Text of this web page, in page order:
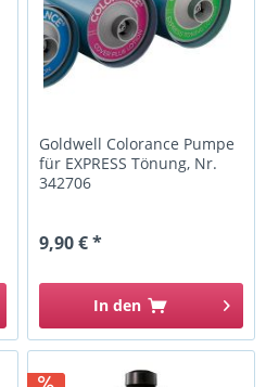
Goldwell Colorance Pumpe
für EXPRESS Tönung, Nr.
342706
9,90 € *
In den